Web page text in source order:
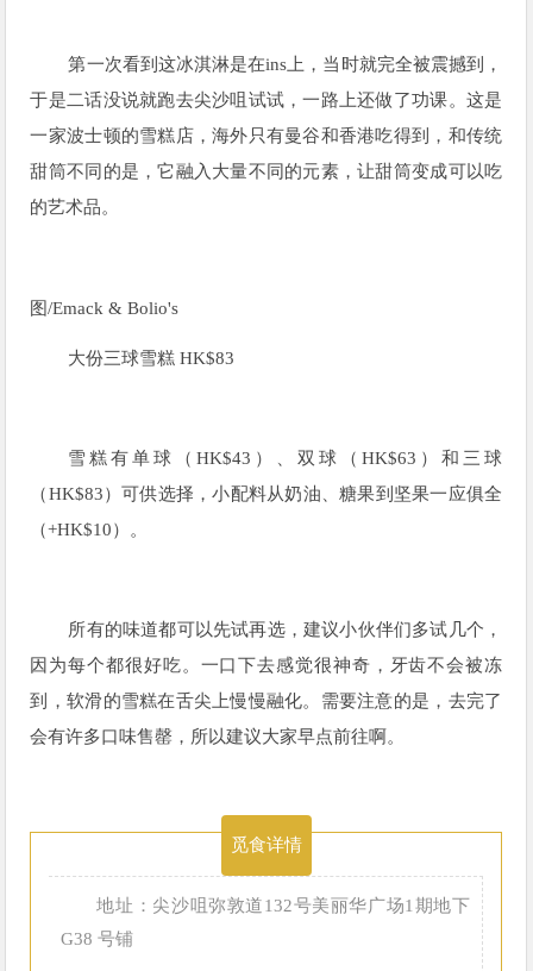
第一次看到这冰淇淋是在ins上，当时就完全被震撼到，
于是二话没说就跑去尖沙咀试试，一路上还做了功课。这是
一家波士顿的雪糕店，海外只有曼谷和香港吃得到，和传统
甜筒不同的是，它融入大量不同的元素，让甜筒变成可以吃
的艺术品。
图/Emack & Bolio's
大份三球雪糕 HK$83
雪糕有单球（HK$43）、双球（HK$63）和三球
（HK$83）可供选择，小配料从奶油、糖果到坚果一应俱全
（+HK$10）。
所有的味道都可以先试再选，建议小伙伴们多试几个，
因为每个都很好吃。一口下去感觉很神奇，牙齿不会被冻
到，软滑的雪糕在舌尖上慢慢融化。需要注意的是，去完了
会有许多口味售罄，所以建议大家早点前往啊。
觅食详情
地址：尖沙咀弥敦道132号美丽华广场1期地下
G38 号铺